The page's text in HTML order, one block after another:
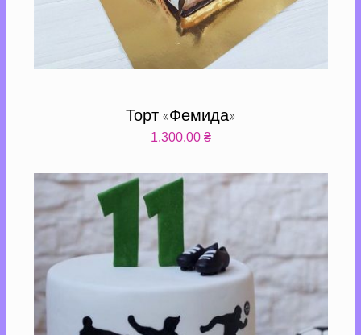
Торт «Фемида»
1,300.00 ₴